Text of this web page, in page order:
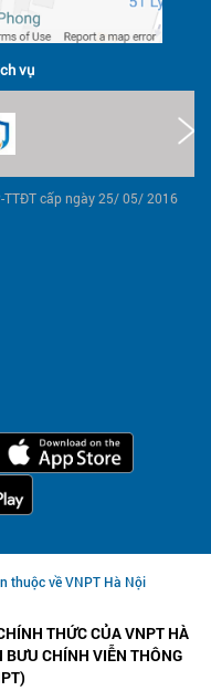
vụ
TTĐT cấp ngày 25/ 05/ 2016
thuộc về VNPT Hà Nội
THỨC CỦA VNPT HÀ
CHÍNH VIỄN THÔNG